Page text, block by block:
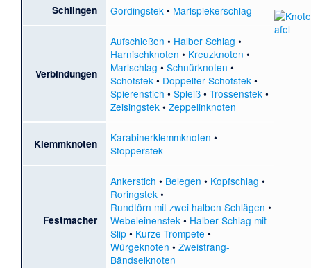
Schlingen Gordingstek• Marlspiekerschlag
Verbindungen
Aufschießen • Halber Schlag •
Harnischknoten • Kreuzknoten •
Marlschlag • Schnürknoten •
Schotstek• Doppelter Schotstek•
Spierenstich • Spleiß• Trossenstek•
Zeisingstek• Zeppelinknoten
Klemmknoten Karabinerklemmknoten •
Stopperstek
Festmacher
Ankerstich • Belegen • Kopfschlag •
Roringstek•
Rundtörn mit zwei halben Schlägen •
Webeleinenstek• Halber Schlag mit
Slip• Kurze Trompete •
Würgeknoten • Zweistrang-
Bändselknoten